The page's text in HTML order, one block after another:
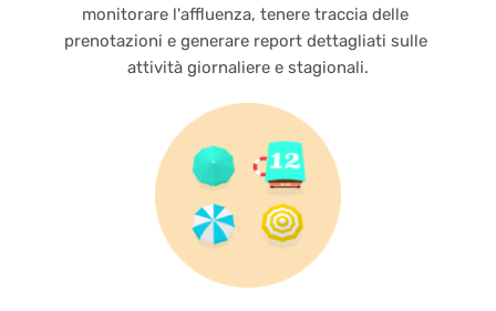
monitorare l'affluenza, tenere traccia delle
prenotazioni e generare report dettagliati sulle
attività giornaliere e stagionali.